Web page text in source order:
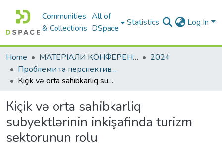
Communities
& Collections
All of
DSpace
Statistics Log In
Home МАТЕРІАЛИ КОНФЕРЕНЦІЙ
2024
Проблеми та перспективи розвитку підприємництва
Кiçik və orta sahibkarliq subyektlərinin inkişafinda turizm sektorunun rolu
Кiçik və orta sahibkarliq
subyektlərinin inkişafinda turizm
sektorunun rolu